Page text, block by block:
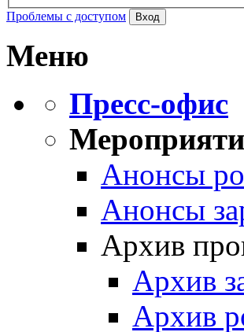
Проблемы с доступом
Меню
Пресс-офис
Анонсы
Анонсы
Архив
Архив
Архив